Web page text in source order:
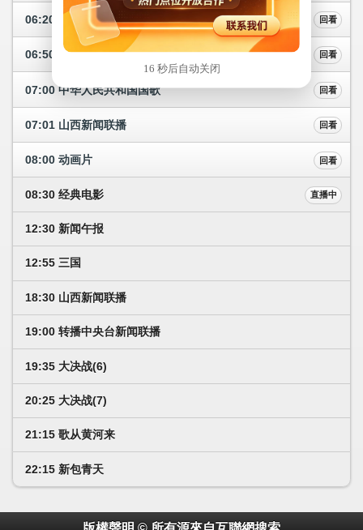
06:20 百年巨匠 回看
06:50 Exploring Shanxi发现山西 回看
07:00 中华人民共和国国歌 回看
07:01 山西新闻联播 回看
08:00 动画片 回看
08:30 经典电影 直播中
12:30 新闻午报
12:55 三国
18:30 山西新闻联播
19:00 转播中央台新闻联播
19:35 大决战(6)
20:25 大决战(7)
21:15 歌从黄河来
22:15 新包青天
16 秒后自动关闭